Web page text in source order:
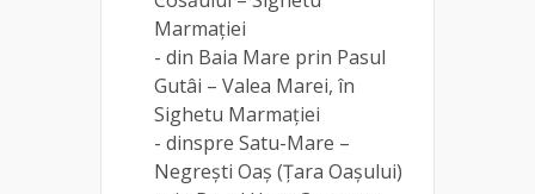
Marmației
- din Baia Mare prin Pasul
Gutâi – Valea Marei, în
Sighetu Marmației
- dinspre Satu-Mare –
Negrești Oaș (Țara Oașului)